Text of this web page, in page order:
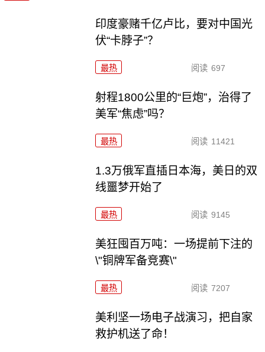
印度豪赌千亿卢比，要对中国光
伏“卡脖子”？
最热 阅读 697
射程1800公里的“巨炮”，治得了
美军“焦虑”吗？
最热 阅读 11421
1.3万俄军直插日本海，美日的双
线噩梦开始了
最热 阅读 9145
美狂囤百万吨：一场提前下注的
\"铜牌军备竞赛\"
最热 阅读 7207
美利坚一场电子战演习，把自家
救护机送了命！